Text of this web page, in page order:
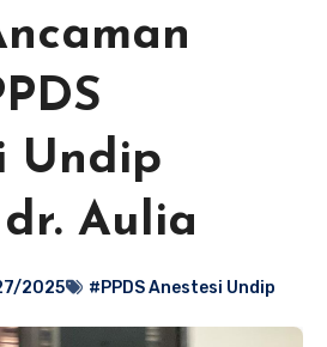
Undip
Aulia
2025 #PPDS Anestesi Undip